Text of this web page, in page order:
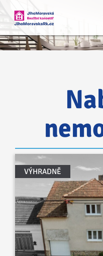
VÝHRADNĚ